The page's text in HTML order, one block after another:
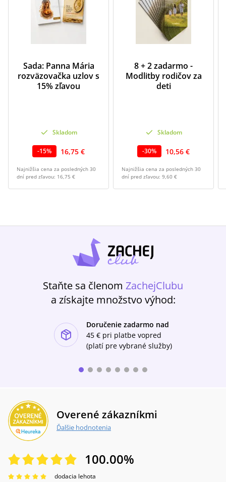
Sada: Panna Mária
rozväzovačka uzlov s
15% zľavou
Skladom
-15% 16,75 €
Najnižšia cena za posledných 30
dní pred zľavou: 16,75 €
8 + 2 zadarmo -
Modlitby rodičov za
deti
Skladom
-30% 10,56 €
Najnižšia cena za posledných 30
dní pred zľavou: 9,60 €
Staňte sa členom ZachejClubu
a získajte množstvo výhod:
Doručenie zadarmo nad
45 € pri platbe vopred
(platí pre vybrané služby)
Overené zákazníkmi
Ďalšie hodnotenia
100.00%
dodacia lehota